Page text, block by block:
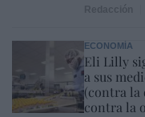
ECONOMÍA
Eli Lilly
a sus
(contra la
contra la